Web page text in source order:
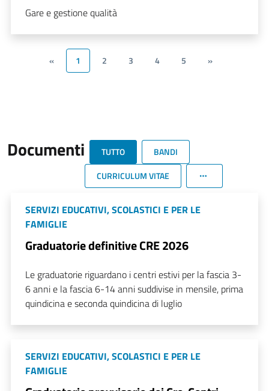
Gare e gestione qualità
« 1 2 3 4 5 »
Documenti TUTTO
BANDI
CURRICULUM VITAE
SERVIZI EDUCATIVI, SCOLASTICI E PER LE
FAMIGLIE
Graduatorie definitive CRE 2026
Le graduatorie riguardano i centri estivi per la fascia 3-
6 anni e la fascia 6-14 anni suddivise in mensile, prima
quindicina e seconda quindicina di luglio
SERVIZI EDUCATIVI, SCOLASTICI E PER LE
FAMIGLIE